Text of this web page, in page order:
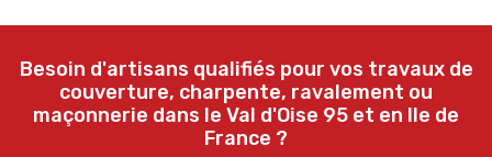
Besoin d'artisans qualifiés pour vos travaux de
couverture, charpente, ravalement ou
maçonnerie dans le Val d'Oise 95 et en Ile de
France ?